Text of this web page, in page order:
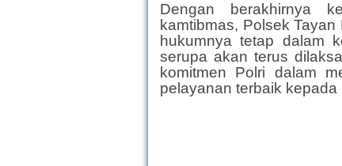
Dengan berakhirnya
kamtibmas, Polsek
hukumnya tetap dalam
serupa akan terus
komitmen Polri dalam
pelayanan terbaik kepada